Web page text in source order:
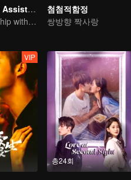
My Naughty Assistant
In a relationship with an idol
첨첨적함정
쌍방향 짝사랑
VIP
총24회